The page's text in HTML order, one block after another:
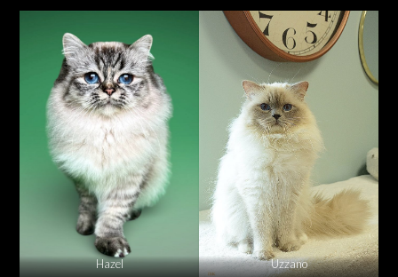
Hazel Uzzano